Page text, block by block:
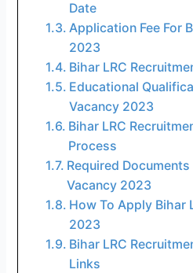
Date
Application Fee For
2023
Bihar LRC
Educational
Vacancy 2023
Bihar LRC
Process
Required Documents
Vacancy 2023
How To Apply Bihar
2023
Bihar LRC
Links